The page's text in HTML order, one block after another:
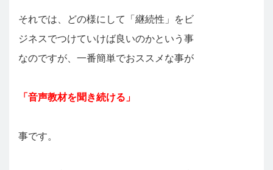
それでは、どの様にして「継続性」をビ
ジネスでつけていけば良いのかという事
なのですが、一番簡単でおススメな事が
「音声教材を聞き続ける」
事です。